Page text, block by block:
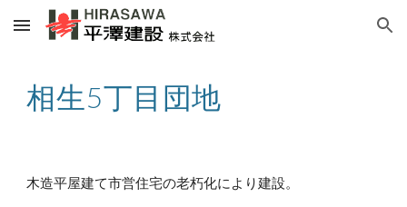
Skip to main content Skip to navigation
相生5丁目団地
木造平屋建て市営住宅の老朽化により建設。